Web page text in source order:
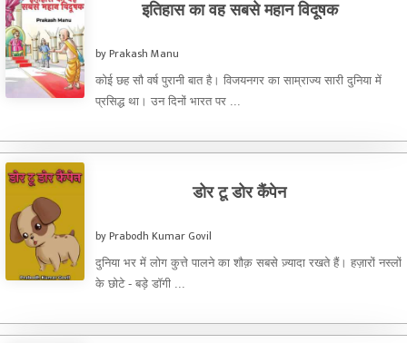
इतिहास का वह सबसे महान विदूषक
by Prakash Manu
कोई छह सौ वर्ष पुरानी बात है। विजयनगर का साम्राज्य सारी दुनिया में
प्रसिद्ध था। उन दिनों भारत पर ...
डोर टू डोर कैंपेन
by Prabodh Kumar Govil
दुनिया भर में लोग कुत्ते पालने का शौक़ सबसे ज़्यादा रखते हैं। हज़ारों नस्लों
के छोटे - बड़े डॉगी ...